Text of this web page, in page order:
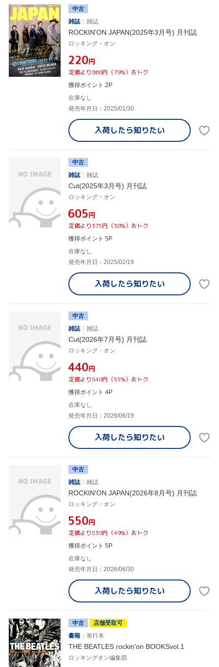
中古
雑誌
雑誌
ROCKIN'ON JAPAN(2025年3月号) 月刊誌
ロッキング・オン
¥220円
定価より860円（79%）おトク
獲得ポイント 2P
在庫なし
発売年月日：2025/01/30
入荷したら知りたい
中古
雑誌
雑誌
Cut(2025年3月号) 月刊誌
ロッキング・オン
¥605円
定価より375円（38%）おトク
獲得ポイント 5P
在庫なし
発売年月日：2025/02/19
入荷したら知りたい
中古
雑誌
雑誌
Cut(2026年7月号) 月刊誌
ロッキング・オン
¥440円
定価より540円（55%）おトク
獲得ポイント 4P
在庫なし
発売年月日：2026/06/19
入荷したら知りたい
中古
雑誌
雑誌
ROCKIN'ON JAPAN(2026年8月号) 月刊誌
ロッキング・オン
¥550円
定価より530円（49%）おトク
獲得ポイント 5P
在庫なし
発売年月日：2026/06/30
入荷したら知りたい
中古
店舗受取可
書籍
単行本
THE BEATLES rockin'on BOOKSvol.1
ロッキングオン編集部